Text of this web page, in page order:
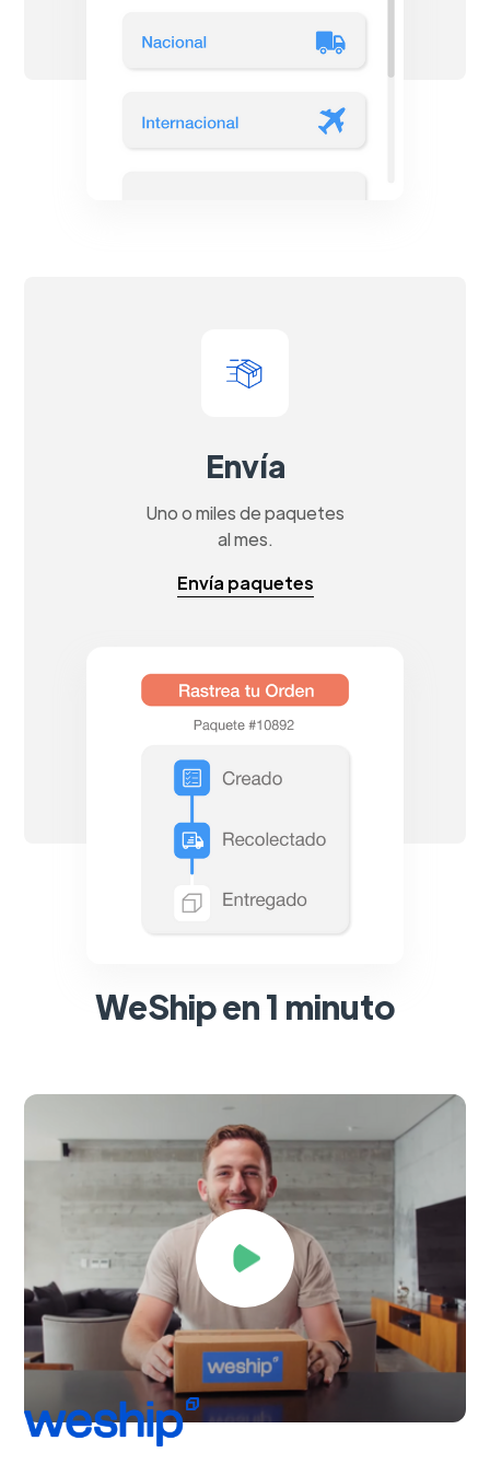
Envía
Uno o miles de paquetes
al mes.
Envía paquetes
WeShip en 1 minuto